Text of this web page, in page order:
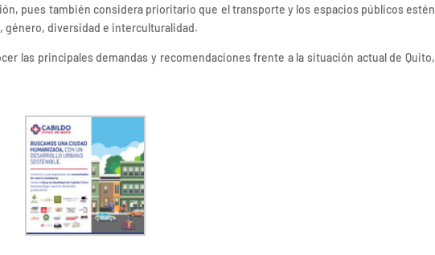
pues también considera prioritario que el transporte y los espacios públicos estén
género, diversidad e interculturalidad.
las principales demandas y recomendaciones frente a la situación actual de Quito,